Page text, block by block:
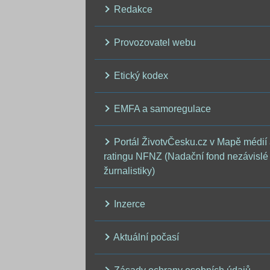
Redakce
Provozovatel webu
Etický kodex
EMFA a samoregulace
Portál ŽivotvČesku.cz v Mapě médií
ratingu NFNZ (Nadační fond nezávislé
žurnalistiky)
Inzerce
Aktuální počasí